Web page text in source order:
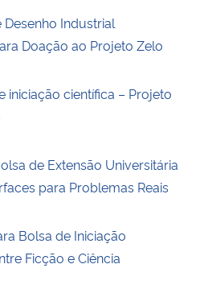
Industrial
Doação ao Projeto Zelo
iniciação científica – Projeto
de Extensão Universitária
para Problemas Reais
Bolsa de Iniciação
Ficção e Ciência